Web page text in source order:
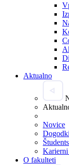
Aktualno
Novice
Dogodki
Karierni
O fakulteti